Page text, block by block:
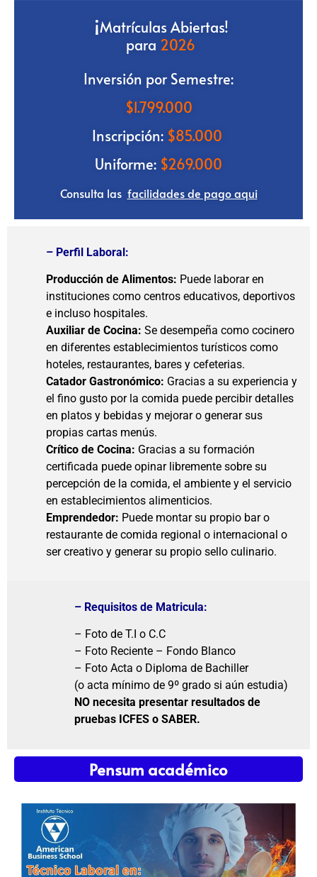
¡Matrículas Abiertas!
para 2026
Inversión por Semestre:
$1.799.000
Inscripción: $85.000
Uniforme: $269.000
Consulta las facilidades de pago aqui
– Perfil Laboral:
Producción de Alimentos: Puede laborar en
instituciones como centros educativos, deportivos
e incluso hospitales.
Auxiliar de Cocina: Se desempeña como cocinero
en diferentes establecimientos turísticos como
hoteles, restaurantes, bares y cefeterias.
Catador Gastronómico: Gracias a su experiencia y
el fino gusto por la comida puede percibir detalles
en platos y bebidas y mejorar o generar sus
propias cartas menús.
Crítico de Cocina: Gracias a su formación
certificada puede opinar libremente sobre su
percepción de la comida, el ambiente y el servicio
en establecimientos alimenticios.
Emprendedor: Puede montar su propio bar o
restaurante de comida regional o internacional o
ser creativo y generar su propio sello culinario.
– Requisitos de Matricula:
– Foto de T.I o C.C
– Foto Reciente – Fondo Blanco
– Foto Acta o Diploma de Bachiller
(o acta mínimo de 9º grado si aún estudia)
NO necesita presentar resultados de
pruebas ICFES o SABER.
Pensum académico